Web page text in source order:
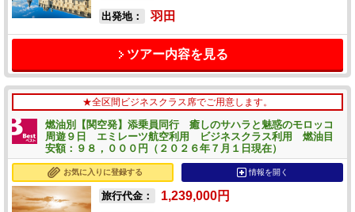
出発地： 羽田
ツアー内容を見る
★全区間ビジネスクラス席でご用意します。
燃油別【関空発】添乗員同行 癒しのサハラと魅惑のモロッコ
周遊９日 エミレーツ航空利用 ビジネスクラス利用 燃油目
安額：９８，０００円（２０２６年７月１日現在）
お気に入りに登録する 情報を開く
旅行代金： 1,239,000円